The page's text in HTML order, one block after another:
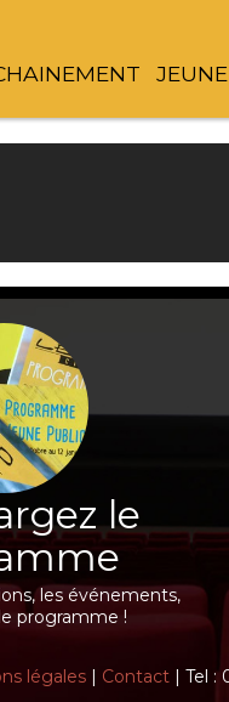
le
les événements,
programme !
légales | Contact | Tel :